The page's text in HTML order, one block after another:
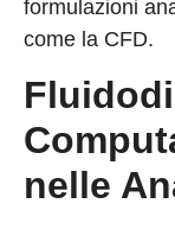
formulazioni
come la CFD.
nelle